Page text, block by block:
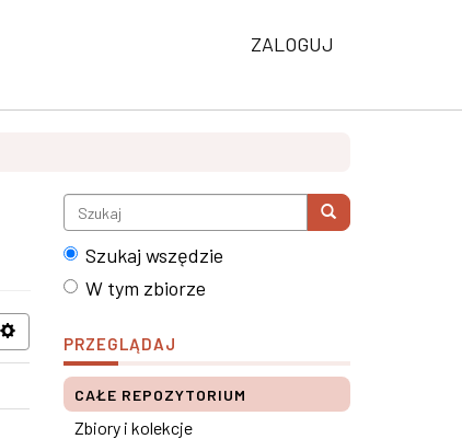
ZALOGUJ
Szukaj wszędzie
W tym zbiorze
PRZEGLĄDAJ
CAŁE REPOZYTORIUM
Zbiory i kolekcje